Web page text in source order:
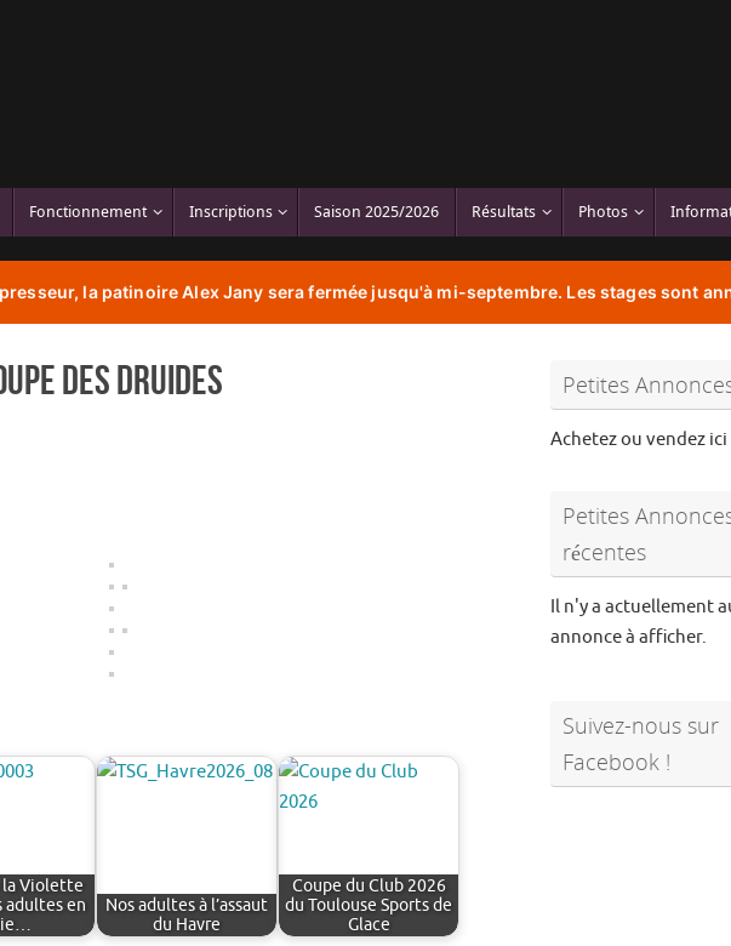
Fonctionnement Inscriptions Saison 2025/2026 Résultats Photos
la patinoire Alex Jany sera fermée jusqu'à mi-septembre. Les stages sont
des Druides
la Violette
adultes en
Nos adultes à l’assaut
du Havre
Coupe du Club 2026
du Toulouse Sports de
Glace
Petites
Achetez ou vendez ici
Petites
récentes
Il n'y a actuellement
annonce à afficher.
Suivez-nous sur
Facebook !